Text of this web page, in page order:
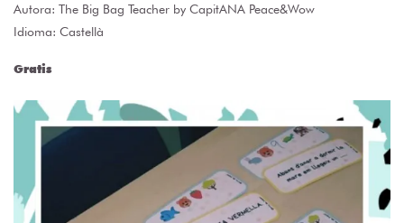
Autora: The Big Bag Teacher by CapitANA Peace&Wow
Idioma: Castellà
Gratis